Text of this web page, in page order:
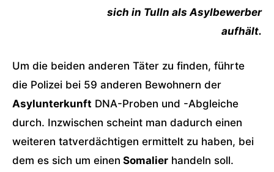
sich in Tulln als Asylbewerber
aufhält.
Um die beiden anderen Täter zu finden, führte
die Polizei bei 59 anderen Bewohnern der
Asylunterkunft DNA-Proben und -Abgleiche
durch. Inzwischen scheint man dadurch einen
weiteren tatverdächtigen ermittelt zu haben, bei
dem es sich um einen Somalier handeln soll.